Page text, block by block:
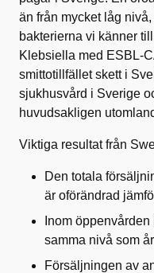
än från mycket låg
bakterierna vi känner
Klebsiella med ESBL-
smittotillfället skett i
sjukhusvård i Sverige
huvudsakligen
Viktiga resultat från
Den totala
är oförändrad
Inom
samma nivå som
Försäljningen av